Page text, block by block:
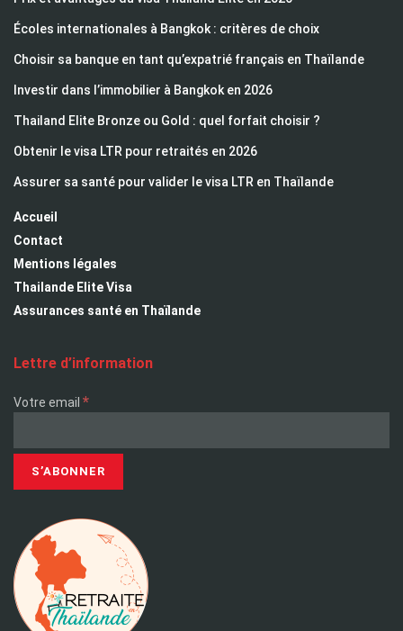
Écoles internationales à Bangkok : critères de choix
Choisir sa banque en tant qu’expatrié français en Thaïlande
Investir dans l’immobilier à Bangkok en 2026
Thailand Elite Bronze ou Gold : quel forfait choisir ?
Obtenir le visa LTR pour retraités en 2026
Assurer sa santé pour valider le visa LTR en Thaïlande
Accueil
Contact
Mentions légales
Thailande Elite Visa
Assurances santé en Thaïlande
Lettre d’information
Votre email *